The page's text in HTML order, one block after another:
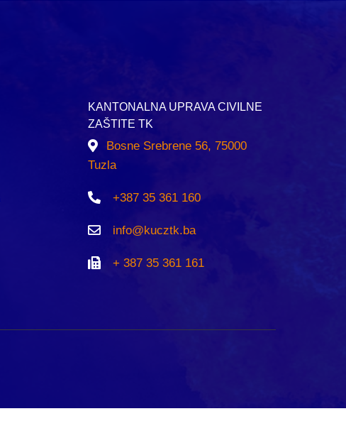
KANTONALNA UPRAVA CIVILNE
ZAŠTITE TK
Bosne Srebrene 56, 75000
Tuzla
+387 35 361 160
info@kucztk.ba
+ 387 35 361 161